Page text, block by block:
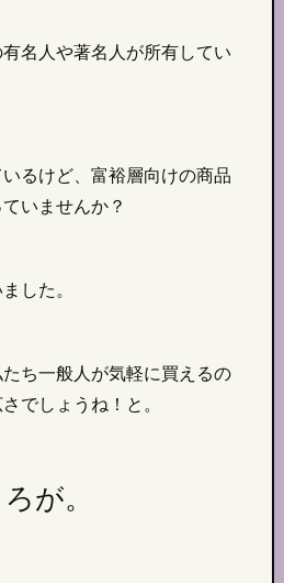
名人や著名人が所有してい
るけど、富裕層向けの商品
いませんか？
した。
ち一般人が気軽に買えるの
でしょうね！と。
が。